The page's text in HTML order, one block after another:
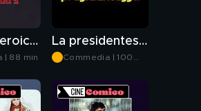
Missione eroica - I pompieri 2
| 88 min
La presidentessa
Commedia | 100